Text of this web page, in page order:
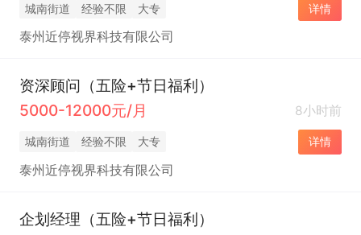
城南街道 经验不限 大专 详情
泰州近停视界科技有限公司
资深顾问（五险+节日福利）
5000-12000元/月
8小时前
城南街道 经验不限 大专 详情
泰州近停视界科技有限公司
企划经理（五险+节日福利）